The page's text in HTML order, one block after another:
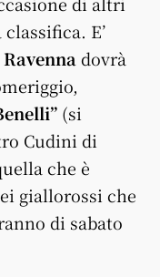
E’
Ravenna dovrà
(si
Cudini di
che è
giallorossi che
di sabato